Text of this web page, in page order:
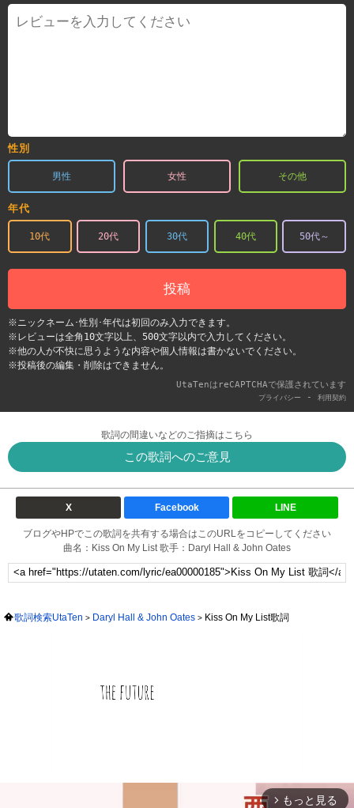
性別
男性 女性 その他
年代
10代 20代 30代 40代 50代～
投稿
※ニックネーム･性別･年代は初回のみ入力できます。
※レビューは全角10文字以上、500文字以内で入力してください。
※他の人が不快に思うような内容や個人情報は書かないでください。
※投稿後の編集・削除はできません。
UtaTenはreCAPTCHAで保護されています
プライバシー - 利用契約
歌詞の間違いなどのご指摘はこちら
この歌詞へのご意見
X Facebook LINE
ブログやHPでこの歌詞を共有する場合はこのURLをコピーしてください
曲名：Kiss On My List 歌手：Daryl Hall & John Oates
歌詞検索UtaTen Daryl Hall & John Oates Kiss On My List歌詞
arrow_forward_ios もっと見る